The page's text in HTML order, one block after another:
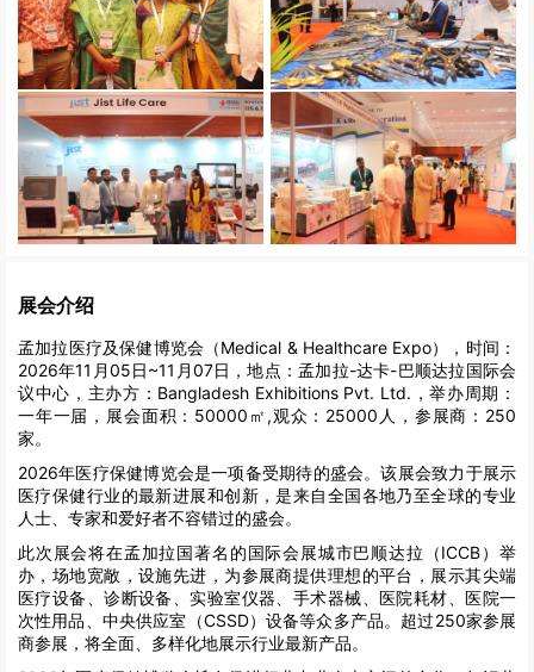
展会介绍
孟加拉医疗及保健博览会（Medical & Healthcare Expo），时间：
2026年11月05日~11月07日，地点：孟加拉-达卡-巴顺达拉国际会
议中心，主办方：Bangladesh Exhibitions Pvt. Ltd.，举办周期：
一年一届，展会面积：50000㎡,观众：25000人，参展商：250
家。
2026年医疗保健博览会是一项备受期待的盛会。该展会致力于展示
医疗保健行业的最新进展和创新，是来自全国各地乃至全球的专业
人士、专家和爱好者不容错过的盛会。
此次展会将在孟加拉国著名的国际会展城市巴顺达拉（ICCB）举
办，场地宽敞，设施先进，为参展商提供理想的平台，展示其尖端
医疗设备、诊断设备、实验室仪器、手术器械、医院耗材、医院一
次性用品、中央供应室（CSSD）设备等众多产品。超过250家参展
商参展，将全面、多样化地展示行业最新产品。